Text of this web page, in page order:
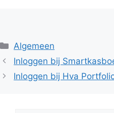
Categorieën
Algemeen
Inloggen bij
Inloggen bij Hva